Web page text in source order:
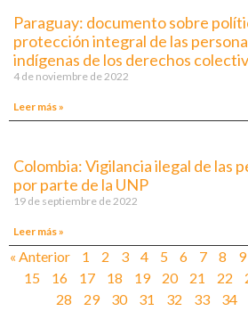
Paraguay: documento sobre
protección integral de las
indígenas de los derechos
4 de noviembre de 2022
Leer más »
Colombia: Vigilancia ilegal de las
por parte de la UNP
19 de septiembre de 2022
Leer más »
« Anterior 1 2 3 4 5 6 7 8 9
15
16 17 18 19 20 21 22
28
29 30 31 32 33 34